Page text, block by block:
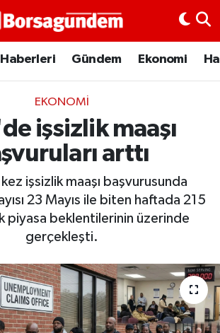
Gündem Ekonomi
EKONOMI
işsizlik maaşı
arttı
işsizlik maaşı başvurusunda
23 Mayıs ile biten haftada 215
piyasa beklentilerinin üzerinde
gerçekleşti.